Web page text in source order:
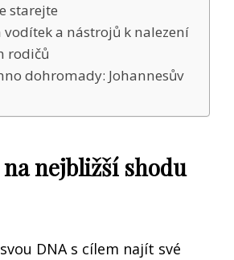
starejte
a nástrojů k nalezení
rodičů
dohromady: Johannesův
nejbližší shodu
DNA s cílem najít své